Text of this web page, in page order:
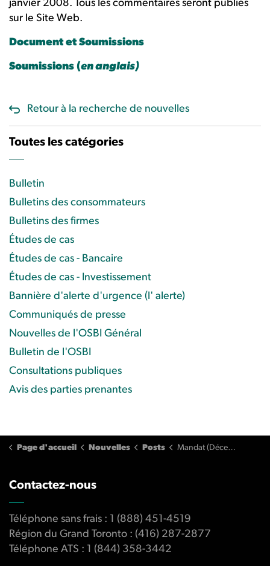
janvier 2008. Tous les commentaires seront publiés
sur le Site Web.
Document et Soumissions
Soumissions (en anglais)
Retour à la recherche de nouvelles
Toutes les catégories
Bulletin
Bulletins des consommateurs
Bulletins des firmes
Études de cas
Études de cas - Bancaire
Études de cas - Investissement
Bannière d'alerte d'urgence (l' alerte)
Communiqués de presse
Nouvelles de l'OSBI Général
Bulletin de l'OSBI
Consultations publiques
Avis des parties prenantes
Page d'accueil Nouvelles Posts Mandat (Décembre 2007)
Contactez-nous
Téléphone sans frais : 1 (888) 451-4519
Région du Grand Toronto : (416) 287-2877
Téléphone ATS : 1 (844) 358-3442